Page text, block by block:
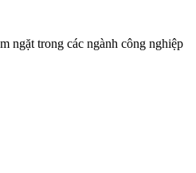
ngặt trong các ngành công nghiệp